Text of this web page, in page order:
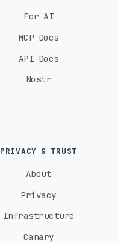
For AI
MCP Docs
API Docs
Nostr
PRIVACY & TRUST
About
Privacy
Infrastructure
Canary